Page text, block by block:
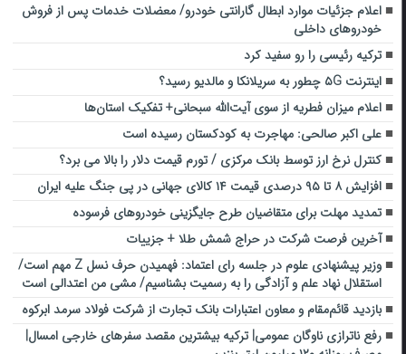
اعلام جزئیات موارد ابطال گارانتی خودرو/ معضلات خدمات پس از فروش
خودروهای داخلی
ترکیه رئیسی را رو سفید کرد
اینترنت ۵G چطور به سریلانکا و مالدیو رسید؟
اعلام میزان فطریه از سوی آیت‌الله سبحانی+ تفکیک استان‌ها
علی اکبر صالحی: مهاجرت به کودکستان رسیده است
کنترل نرخ ارز توسط بانک مرکزی / تورم قیمت دلار را بالا می برد؟
افزایش ۸ تا ۹۵ درصدی قیمت ۱۴ کالای جهانی در پی جنگ علیه ایران
تمدید مهلت برای متقاضیان طرح جایگزینی خودروهای فرسوده
آخرین فرصت شرکت در حراج شمش طلا + جزییات
وزیر پیشنهادی علوم در جلسه رای اعتماد: فهمیدن حرف نسل Z مهم است/
استقلال نهاد علم و آزادگی را به رسمیت بشناسیم/ مشی من اعتدالی است
بازدید قائم‌مقام و معاون اعتبارات بانک تجارت از شرکت فولاد سرمد ابرکوه
رفع ناترازی ناوگان عمومی| ترکیه بیشترین مقصد سفرهای خارجی امسال|